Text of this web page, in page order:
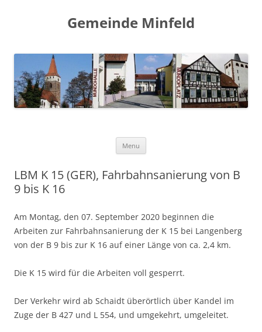
Gemeinde Minfeld
Menu
LBM K 15 (GER), Fahrbahnsanierung von B
9 bis K 16
Am Montag, den 07. September 2020 beginnen die
Arbeiten zur Fahrbahnsanierung der K 15 bei Langenberg
von der B 9 bis zur K 16 auf einer Länge von ca. 2,4 km.
Die K 15 wird für die Arbeiten voll gesperrt.
Der Verkehr wird ab Schaidt überörtlich über Kandel im
Zuge der B 427 und L 554, und umgekehrt, umgeleitet.